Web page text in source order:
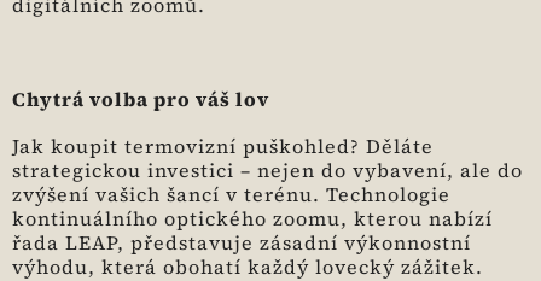
Chytrá volba pro váš lov
Jak koupit termovizní puškohled? Děláte
strategickou investici – nejen do vybavení, ale do
zvýšení vašich šancí v terénu. Technologie
kontinuálního optického zoomu, kterou nabízí
řada LEAP, představuje zásadní výkonnostní
výhodu, která obohatí každý lovecký zážitek.